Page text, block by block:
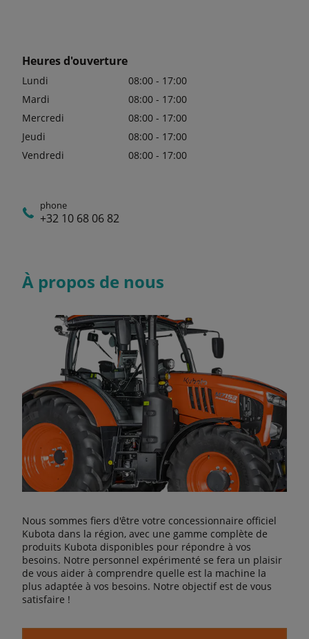
Heures d'ouverture
Lundi
08:00 - 17:00
Mardi
08:00 - 17:00
Mercredi
08:00 - 17:00
Jeudi
08:00 - 17:00
Vendredi
08:00 - 17:00
phone
+32 10 68 06 82
À propos de nous
Nous sommes fiers d'être votre concessionnaire officiel
Kubota dans la région, avec une gamme complète de
produits Kubota disponibles pour répondre à vos
besoins. Notre personnel expérimenté se fera un plaisir
de vous aider à comprendre quelle est la machine la
plus adaptée à vos besoins. Notre objectif est de vous
satisfaire !